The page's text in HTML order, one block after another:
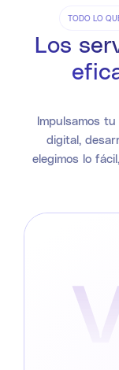
TODO LO
Los
Impulsamos
digital,
elegimos lo